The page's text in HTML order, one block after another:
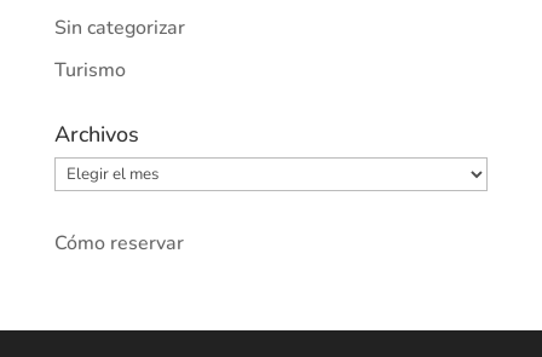
Sin categorizar
Turismo
Archivos
Archivos
Cómo reservar